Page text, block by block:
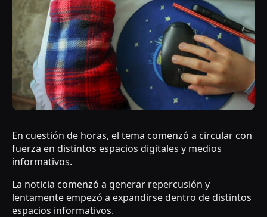
En cuestión de horas, el tema comenzó a circular con
fuerza en distintos espacios digitales y medios
informativos.
La noticia comenzó a generar repercusión y
lentamente empezó a expandirse dentro de distintos
espacios informativos.